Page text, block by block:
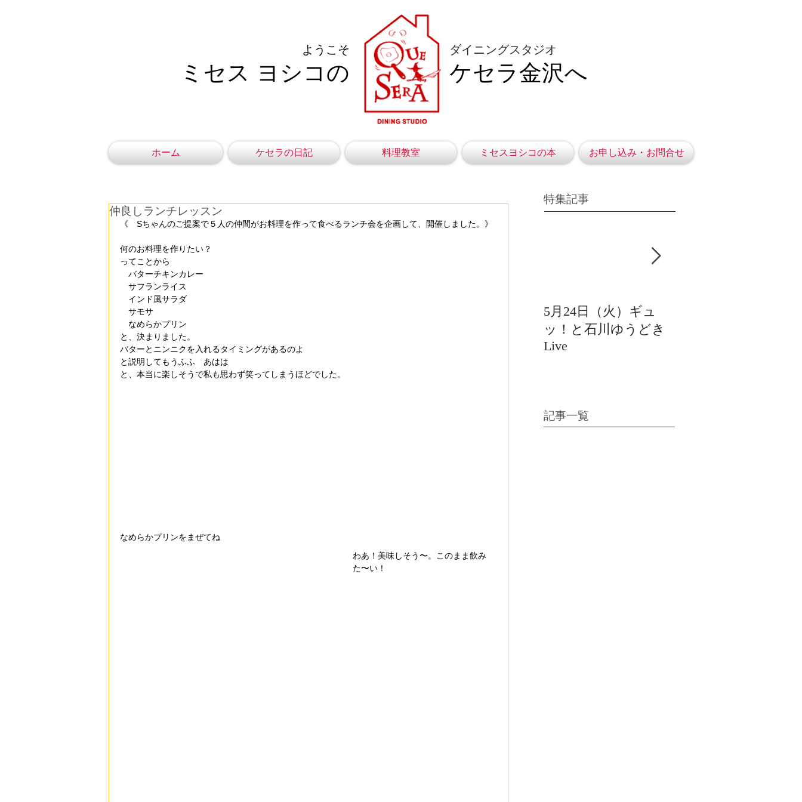
ようこそ
ミセス ヨシコの
ダイニングスタジオ
ケセラ金沢へ
ホーム ケセラの日記 料理教室 ミセスヨシコの本 お申し込み・お問合せ
仲良しランチレッスン
《　Sちゃんのご提案で５人の仲間がお料理を作って食べるランチ会を企画して、開催しました。》
何のお料理を作りたい？
ってことから
バターチキンカレー
サフランライス
インド風サラダ
サモサ
なめらかプリン
と、決まりました。
バターとニンニクを入れるタイミングがあるのよ
と説明してもうふふ　あはは
と、本当に楽しそうで私も思わず笑ってしまうほどでした。
なめらかプリンをまぜてね
わあ！美味しそう〜。このまま飲み
た〜い！
特集記事
5月24日（火）ギュ
ッ！と石川ゆうどき
Live
記事一覧